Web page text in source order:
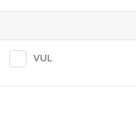
VUL